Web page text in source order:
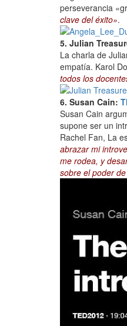
perseverancia
clave del éxito».
5. Julian
La charla de
empatía. Karol
todos los
6. Susan Cain:
Susan Cain
supone ser un
Rachel Fan, La
abrazar mi
me rodea, y
sobre el poder